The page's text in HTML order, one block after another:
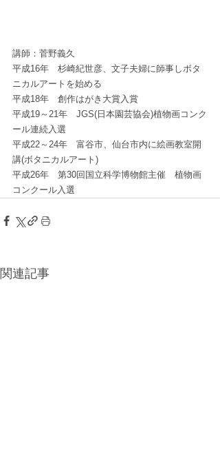
講師：菅野義久
平成16年　杉崎紀世彦、文子夫婦に師事しボタ
ニカルアートを始める
平成18年　創作はがき大賞入賞
平成19～21年　JGS(日本園芸協会)植物画コンク
ール連続入選
平成22～24年　富谷市、仙台市内に絵画教室開
講(ボタニカルアート)
平成26年　第30回国立科学博物館主催　植物画
コンクール入選
関連記事